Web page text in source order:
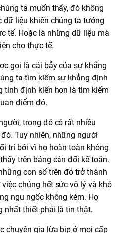
ta muốn thấy, đó không
dữ liệu khiến chúng ta tưởng
tế. Hoặc là những dữ liệu mà
cho thực tế.
gọi là cái bẫy của sự khẳng
ta tìm kiếm sự khẳng định
tính định kiến hơn là tìm kiếm
điểm đó.
trong đó có rất nhiều
Tuy nhiên, những người
trí bởi vì họ hoàn toàn không
trên bảng cân đối kế toán.
con số trên đó trở thành
chúng hết sức vô lý và khó
ngu ngốc không kém. Họ
nhất thiết phải là tin thật.
chuyên gia lừa bịp ở mọi cấp